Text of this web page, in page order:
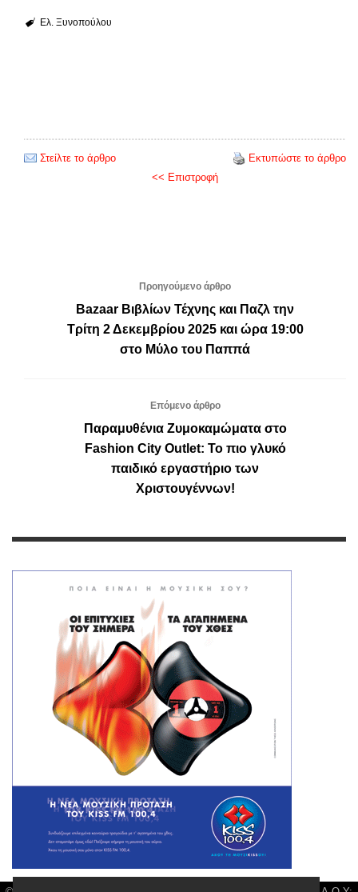
Ελ. Ξυνοπούλου
Στείλτε το άρθρο
Εκτυπώστε το άρθρο
<< Επιστροφή
Προηγούμενο άρθρο
Bazaar Βιβλίων Τέχνης και Παζλ την
Τρίτη 2 Δεκεμβρίου 2025 και ώρα 19:00
στο Μύλο του Παππά
Επόμενο άρθρο
Παραμυθένια Ζυμοκαμώματα στο
Fashion City Outlet: Το πιο γλυκό
παιδικό εργαστήριο των
Χριστουγέννων!